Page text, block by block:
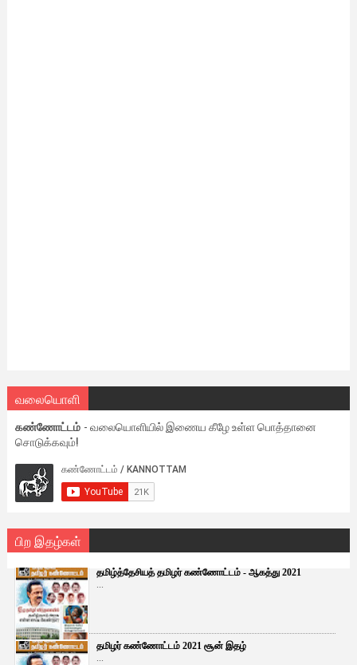
வலையொளி
கண்ணோட்டம் - வலையொளியில் இணைய கீழே உள்ள பொத்தானை
சொடுக்கவும்!
பிற இதழ்கள்
தமிழ்த்தேசியத் தமிழர் கண்ணோட்டம் - ஆகத்து 2021
...
தமிழர் கண்ணோட்டம் 2021 சூன் இதழ்
...